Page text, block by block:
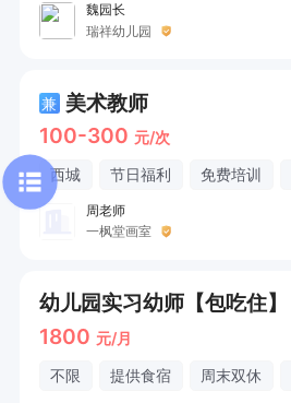
魏园长
瑞祥幼儿园
兼 美术教师
100-300 元/次
西城 节日福利 免费培训
周老师
一枫堂画室
幼儿园实习幼师【包吃住】
1800 元/月
不限 提供食宿 周末双休